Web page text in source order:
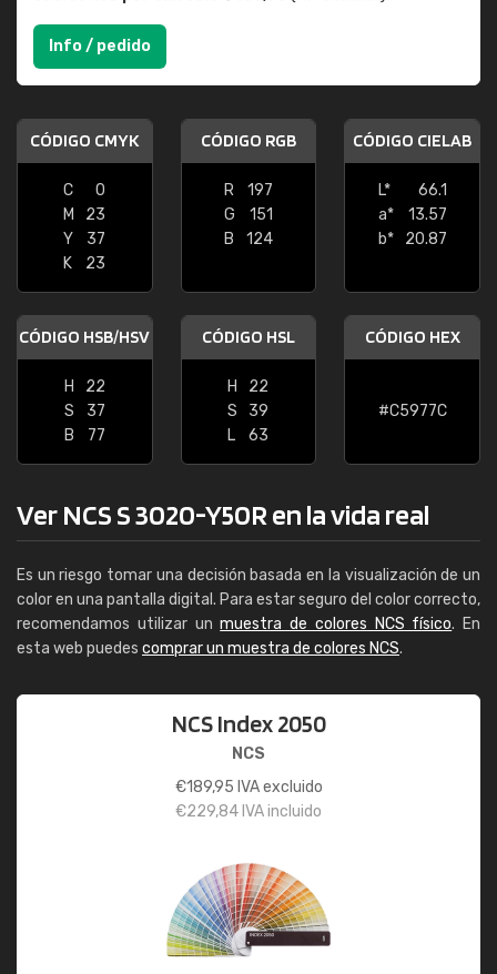
Info / pedido
CÓDIGO CMYK
C
0
M
23
Y
37
K
23
CÓDIGO RGB
R
197
G
151
B
124
CÓDIGO CIELAB
L*
66.1
a*
13.57
b*
20.87
CÓDIGO HSB/HSV
H
22
S
37
B
77
CÓDIGO HSL
H
22
S
39
L
63
CÓDIGO HEX
#C5977C
Ver NCS S 3020-Y50R en la vida real
Es un riesgo tomar una decisión basada en la visualización de un
color en una pantalla digital. Para estar seguro del color correcto,
recomendamos utilizar unmuestra de colores NCS físico. En
esta web puedes comprar un muestra de colores NCS.
NCS Index 2050
NCS
€189,95 IVA excluido
€229,84 IVA incluido